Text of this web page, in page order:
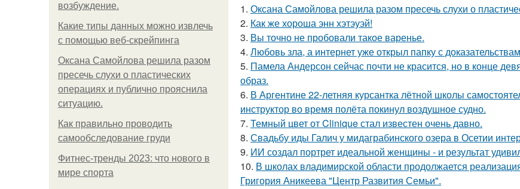
возбуждение.
Какие типы данных можно извлечь
с помощью веб-скрейпинга
Оксана Самойлова решила разом
пресечь слухи о пластических
операциях и публично прояснила
ситуацию.
Как правильно проводить
самообследование груди
Фитнес-тренды 2023: что нового в
мире спорта
1. Оксана Самойлова решила разом пресечь слухи о
2. Как же хороша энн хэтэуэй!
3. Вы точно не пробовали такое варенье.
4. Любовь зла, а интернет уже открыл папку с
5. Памела Андерсон сейчас почти не красится, но в конце
образ.
6. В Аргентине 22-летняя курсантка лётной школы
инструктор во время полёта покинул воздушное судно.
7. Темный цвет от Clinique стал известен очень давно.
8. Свадьбу иды Галич у мидаграбинского озера в Осетии
9. ИИ создал портрет идеальной женщины - и результат
10. В школах владимирской области продолжается
Григория Аникеева "Центр Развития Семьи".